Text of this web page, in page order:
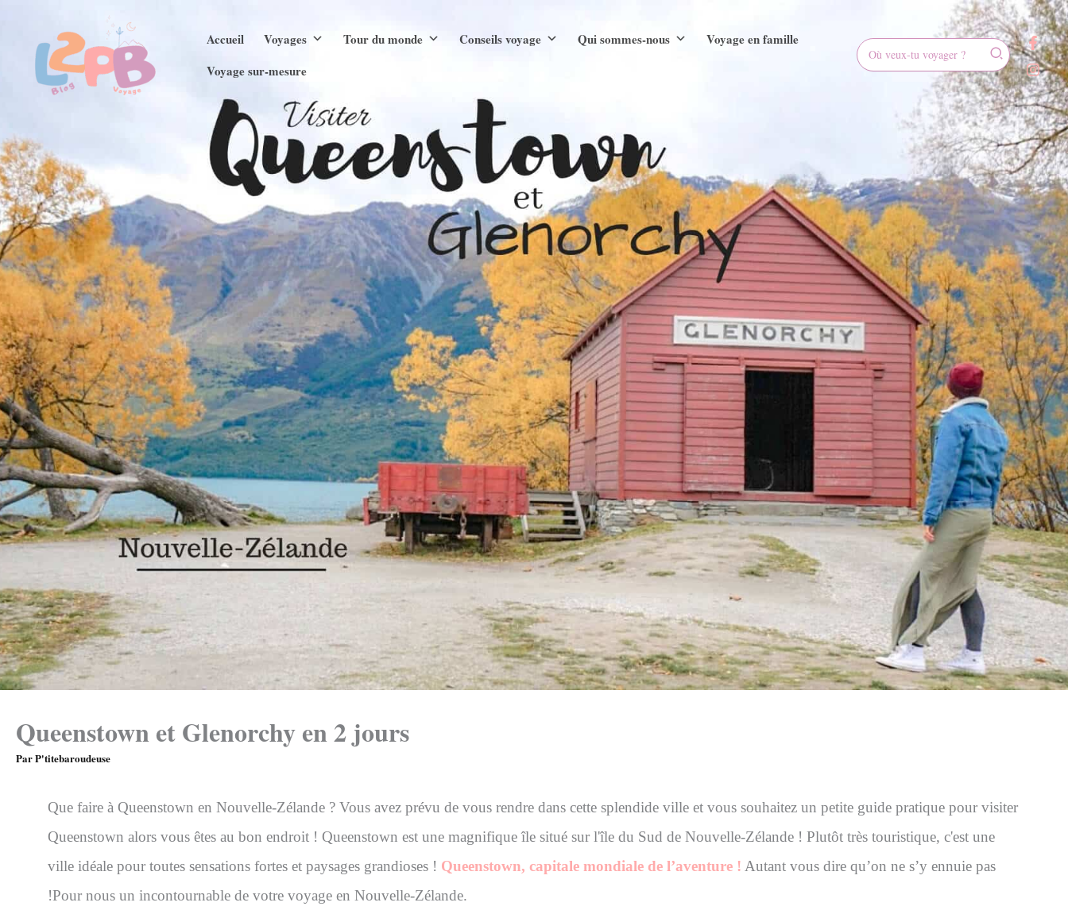
Accueil Voyages Tour du monde Conseils voyage Qui sommes-nous
Voyage en famille
Voyage sur-mesure
Rechercher:
Queenstown et Glenorchy en 2 jours
ParP'titebaroudeuse
Que faire à Queenstown en Nouvelle-Zélande ? Vous avez prévu de vous rendre dans cette splendide ville et vous souhaitez un petite guide pratique pour visiter
Queenstown alors vous êtes au bon endroit ! Queenstown est une magnifique île situé sur l'île du Sud de Nouvelle-Zélande ! Plutôt très touristique, c'est une
ville idéale pour toutes sensations fortes et paysages grandioses ! Queenstown, capitale mondiale de l’aventure ! Autant vous dire qu’on ne s’y ennuie pas
!Pour nous un incontournable de votre voyage en Nouvelle-Zélande.